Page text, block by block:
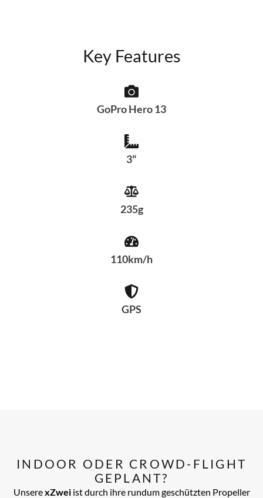
Key Features
GoPro Hero 13
3"
235g
110km/h
GPS
INDOOR ODER CROWD-FLIGHT
GEPLANT?
UnserexZweiist durch ihre rundum geschützten Propeller